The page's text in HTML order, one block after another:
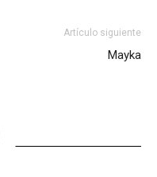
Artículo siguiente
Mayka